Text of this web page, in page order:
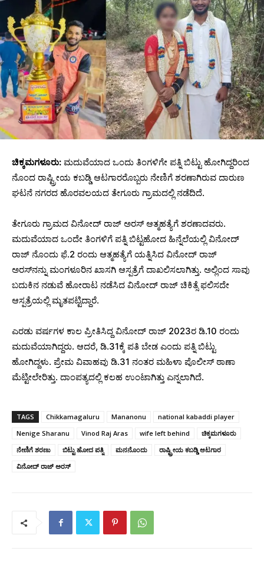
ಚಿಕ್ಕಮಗಳೂರು: ಮದುವೆಯಾದ ಒಂದು ತಿಂಗಳಿಗೇ ಪತ್ನಿ ಬಿಟ್ಟು ಹೋಗಿದ್ದರಿಂದ
ನೊಂದ ರಾಷ್ಟ್ರೀಯ ಕಬಡ್ಡಿ ಆಟಗಾರರೊಬ್ಬರು ನೇಣಿಗೆ ಶರಣಾಗಿರುವ ದಾರುಣ
ಘಟನೆ ನಗರದ ಹೊರವಲಯದ ತೇಗೂರು ಗ್ರಾಮದಲ್ಲಿ ನಡೆದಿದೆ.
ತೇಗೂರು ಗ್ರಾಮದ ವಿನೋದ್ ರಾಜ್ ಅರಸ್ ಆತ್ಮಹತ್ಯೆಗೆ ಶರಣಾದವರು.
ಮದುವೆಯಾದ ಒಂದೇ ತಿಂಗಳಿಗೆ ಪತ್ನಿ ಬಿಟ್ಟಹೋದ ಹಿನ್ನೆಲೆಯಲ್ಲಿ ವಿನೋದ್‌
ರಾಜ್‌ ನೊಂದು ಫೆ.2 ರಂದು ಆತ್ಮಹತ್ಯೆಗೆ ಯತ್ನಿಸಿದ ವಿನೋದ್ ರಾಜ್
ಅರಸ್‌ನನ್ನು ಮಂಗಳೂರಿನ ಖಾಸಗಿ ಆಸ್ಪತ್ರೆಗೆ ದಾಖಲಿಸಲಾಗಿತ್ತು. ಅಲ್ಲಿಂದ ಸಾವು
ಬದುಕಿನ ನಡುವೆ ಹೋರಾಟ ನಡೆಸಿದ ವಿನೋದ್ ರಾಜ್ ಚಿಕಿತ್ಸೆ ಫಲಿಸದೇ
ಆಸ್ಪತ್ರೆಯಲ್ಲಿ ಮೃತಪಟ್ಟಿದ್ದಾರೆ.
ಎರಡು ವರ್ಷಗಳ ಕಾಲ ಪ್ರೀತಿಸಿದ್ದ ವಿನೋದ್‌ ರಾಜ್‌ 2023ರ ಡಿ.10 ರಂದು
ಮದುವೆಯಾಗಿದ್ದರು. ಆದರೆ, ಡಿ.31ಕ್ಕೆ ಪತಿ ಬೇಡ ಎಂದು ಪತ್ನಿ ಬಿಟ್ಟು
ಹೋಗಿದ್ದಳು. ಪ್ರೇಮ ವಿವಾಹವು ಡಿ.31 ನಂತರ ಮಹಿಳಾ ಪೊಲೀಸ್ ಠಾಣಾ
ಮೆಟ್ಟೀಲೇರಿತ್ತು. ದಾಂಪತ್ಯದಲ್ಲಿ ಕಲಹ ಉಂಟಾಗಿತ್ತು ಎನ್ನಲಾಗಿದೆ.
TAGS Chikkamagaluru Mananonu
national kabaddi player
Nenige Sharanu
Vinod Raj Aras wife left behind
ಚಿಕ್ಕಮಗಳೂರು
ನೇಣಿಗೆ ಶರಣು
ಬಿಟ್ಟು ಹೋದ ಪತ್ನಿ ಮನನೊಂದು
ರಾಷ್ಟ್ರೀಯ ಕಬಡ್ಡಿ ಆಟಗಾರ
ವಿನೋದ್ ರಾಜ್ ಅರಸ್